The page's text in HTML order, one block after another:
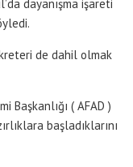
dayanışma işareti
de dahil olmak
Başkanlığı ( AFAD )
başladıklarını